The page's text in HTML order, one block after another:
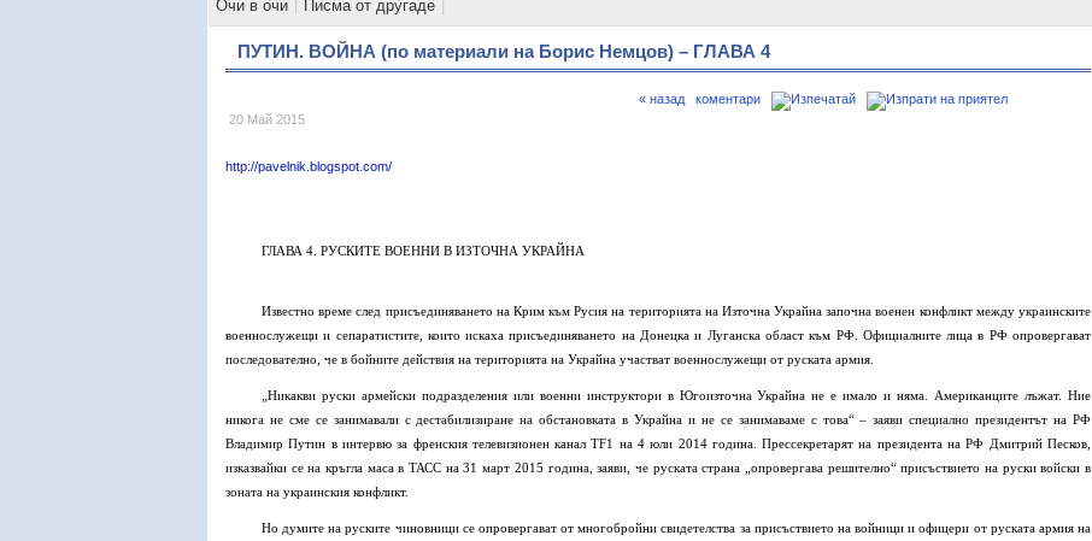
Очи в очи
Писма от другаде
ПУТИН. ВОЙНА (по материали на Борис Немцов) – ГЛАВА 4
20 Май 2015
« назад коментари
http://pavelnik.blogspot.com/
ГЛАВА 4. РУСКИТЕ ВОЕННИ В ИЗТОЧНА УКРАЙНА
Известно време след присъединяването на Крим към Русия на територията на Източна Украйна започна военен конфликт между украинските
военнослужещи и сепаратистите, които искаха присъединяването на Донецка и Луганска област към РФ. Официалните лица в РФ опровергават
последователно, че в бойните действия на територията на Украйна участват военнослужещи от руската армия.
„Никакви руски армейски подразделения или военни инструктори в Югоизточна Украйна не е имало и няма. Американците лъжат. Ние
никога не сме се занимавали с дестабилизиране на обстановката в Украйна и не се занимаваме с това“ – заяви специално президентът на РФ
Владимир Путин в интервю за френския телевизионен канал TF1 на 4 юли 2014 година. Прессекретарят на президента на РФ Дмитрий Песков,
изказвайки се на кръгла маса в ТАСС на 31 март 2015 година, заяви, че руската страна „опровергава решително“ присъствието на руски войски в
зоната на украинския конфликт.
Но думите на руските чиновници се опровергават от многобройни свидетелства за присъствието на войници и офицери от руската армия на